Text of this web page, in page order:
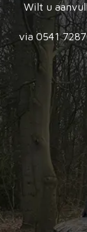
Wilt u
via 0541